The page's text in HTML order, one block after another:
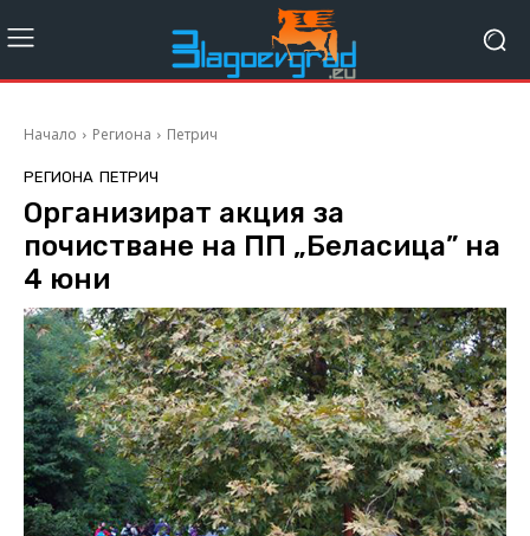
Начало Региона Петрич
РЕГИОНА ПЕТРИЧ
Организират акция за
почистване на ПП „Беласица” на
4 юни